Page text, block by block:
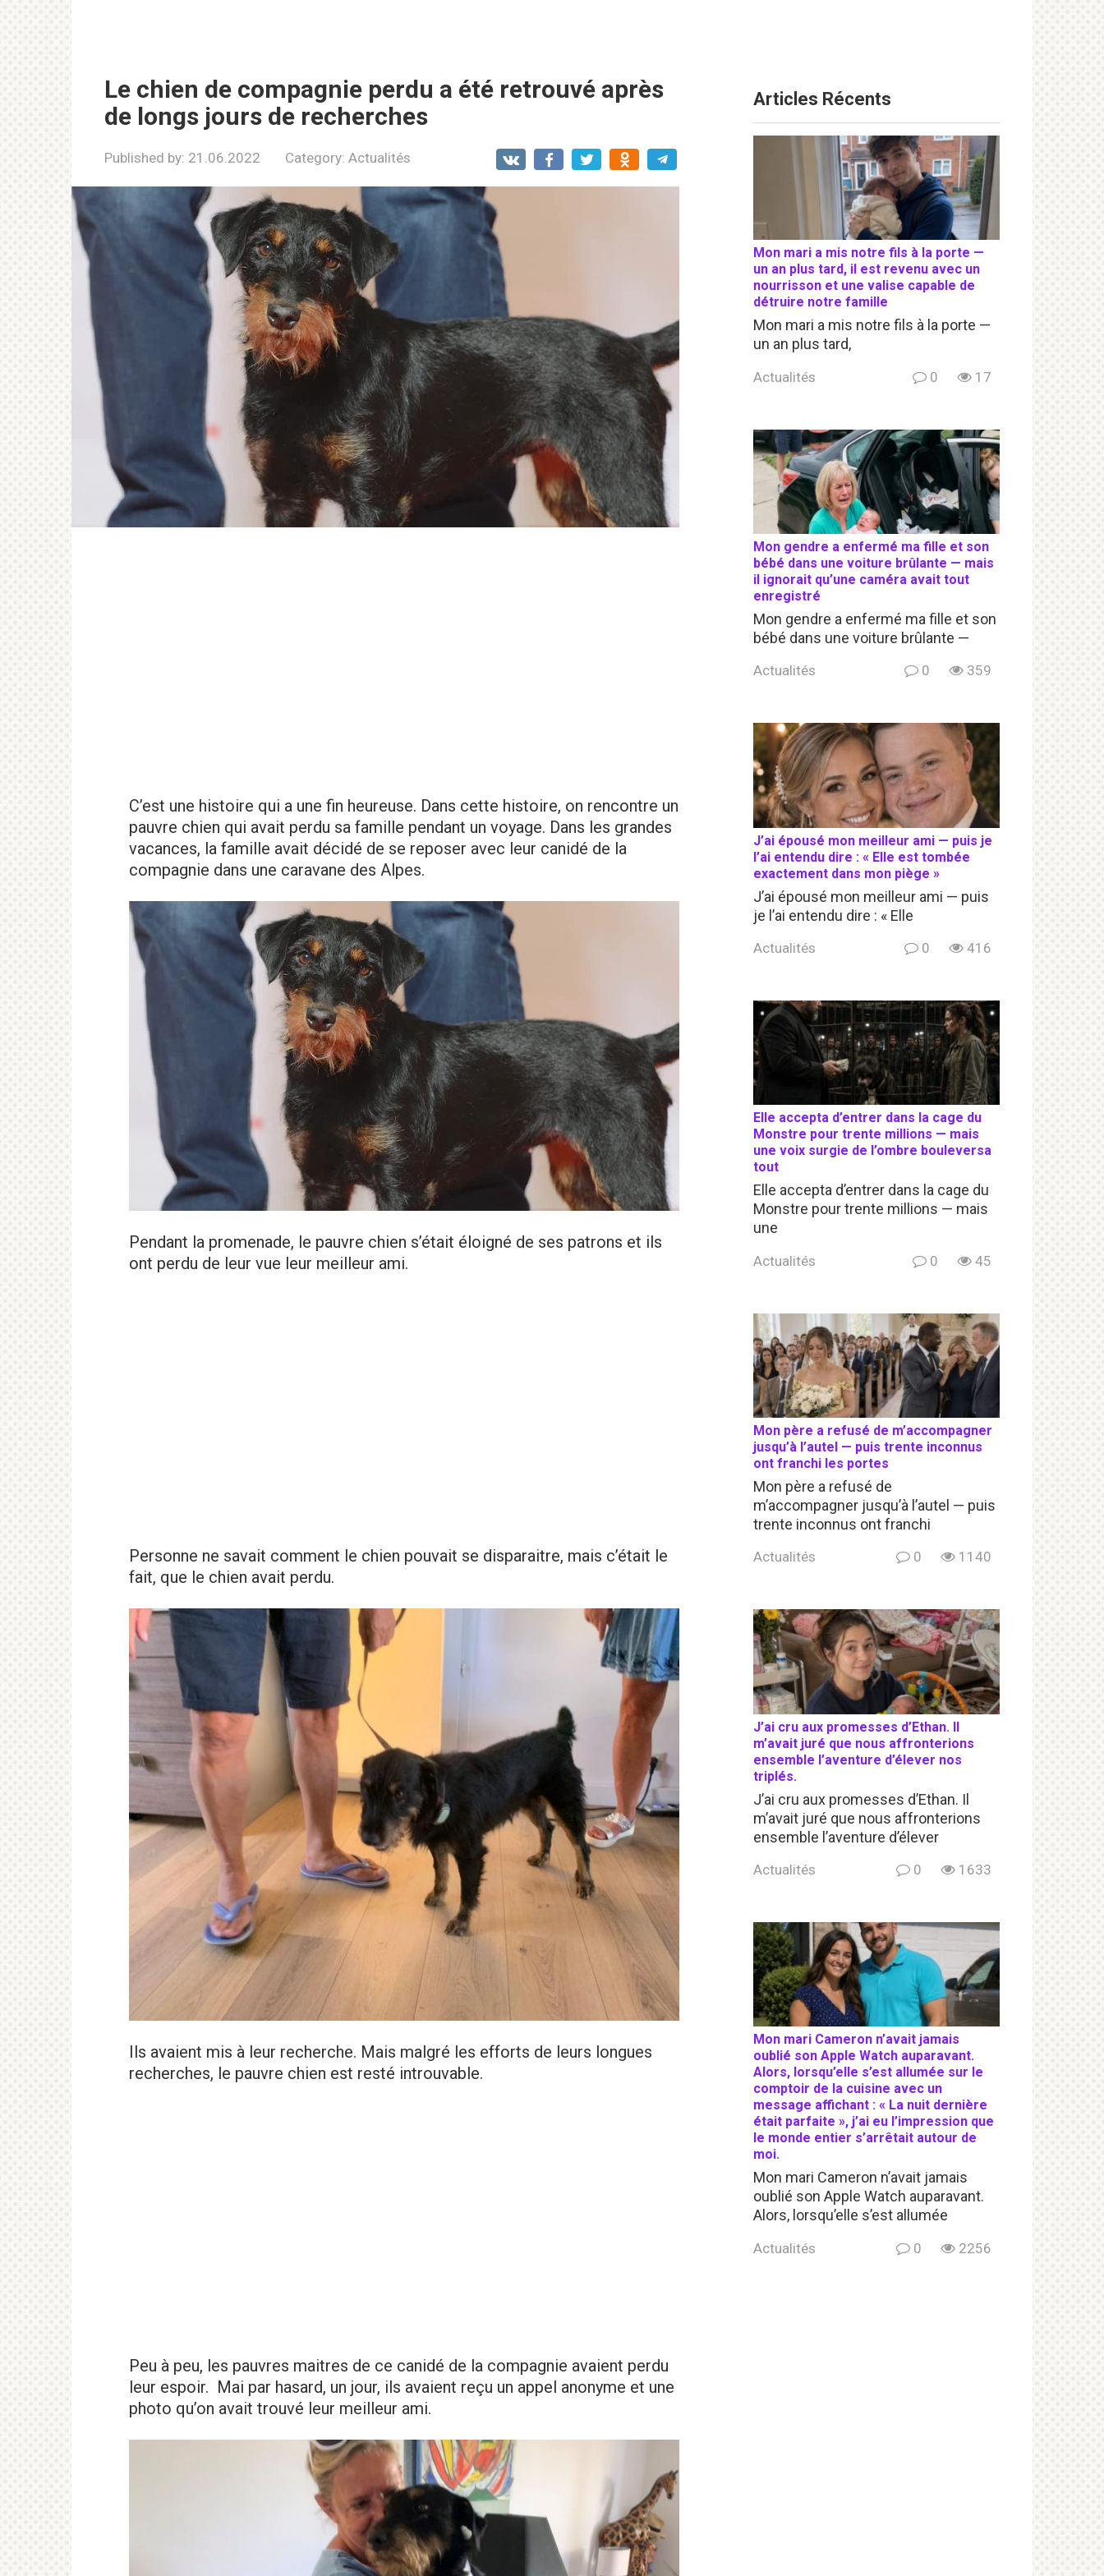
Le chien de compagnie perdu a été retrouvé après
de longs jours de recherches
Published by: 21.06.2022 Category: Actualités
C’est une histoire qui a une fin heureuse. Dans cette histoire, on rencontre un
pauvre chien qui avait perdu sa famille pendant un voyage. Dans les grandes
vacances, la famille avait décidé de se reposer avec leur canidé de la
compagnie dans une caravane des Alpes.
Pendant la promenade, le pauvre chien s’était éloigné de ses patrons et ils
ont perdu de leur vue leur meilleur ami.
Personne ne savait comment le chien pouvait se disparaitre, mais c’était le
fait, que le chien avait perdu.
Ils avaient mis à leur recherche. Mais malgré les efforts de leurs longues
recherches, le pauvre chien est resté introuvable.
Peu à peu, les pauvres maitres de ce canidé de la compagnie avaient perdu
leur espoir. Mai par hasard, un jour, ils avaient reçu un appel anonyme et une
photo qu’on avait trouvé leur meilleur ami.
Articles Récents
Mon mari a mis notre fils à la porte —
un an plus tard, il est revenu avec un
nourrisson et une valise capable de
détruire notre famille
Mon mari a mis notre fils à la porte —
un an plus tard,
Actualités 0 17
Mon gendre a enfermé ma fille et son
bébé dans une voiture brûlante — mais
il ignorait qu’une caméra avait tout
enregistré
Mon gendre a enfermé ma fille et son
bébé dans une voiture brûlante —
Actualités 0 359
J’ai épousé mon meilleur ami — puis je
l’ai entendu dire : « Elle est tombée
exactement dans mon piège »
J’ai épousé mon meilleur ami — puis
je l’ai entendu dire : « Elle
Actualités 0 416
Elle accepta d’entrer dans la cage du
Monstre pour trente millions — mais
une voix surgie de l’ombre bouleversa
tout
Elle accepta d’entrer dans la cage du
Monstre pour trente millions — mais
une
Actualités 0 45
Mon père a refusé de m’accompagner
jusqu’à l’autel — puis trente inconnus
ont franchi les portes
Mon père a refusé de
m’accompagner jusqu’à l’autel — puis
trente inconnus ont franchi
Actualités 0 1140
J’ai cru aux promesses d’Ethan. Il
m’avait juré que nous affronterions
ensemble l’aventure d’élever nos
triplés.
J’ai cru aux promesses d’Ethan. Il
m’avait juré que nous affronterions
ensemble l’aventure d’élever
Actualités 0 1633
Mon mari Cameron n’avait jamais
oublié son Apple Watch auparavant.
Alors, lorsqu’elle s’est allumée sur le
comptoir de la cuisine avec un
message affichant : « La nuit dernière
était parfaite », j’ai eu l’impression que
le monde entier s’arrêtait autour de
moi.
Mon mari Cameron n’avait jamais
oublié son Apple Watch auparavant.
Alors, lorsqu’elle s’est allumée
Actualités 0 2256